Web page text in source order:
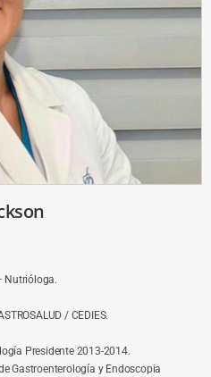
Nutrióloga.
/ CEDIES.
Presidente 2013-2014.
Gastroenterología y Endoscopia